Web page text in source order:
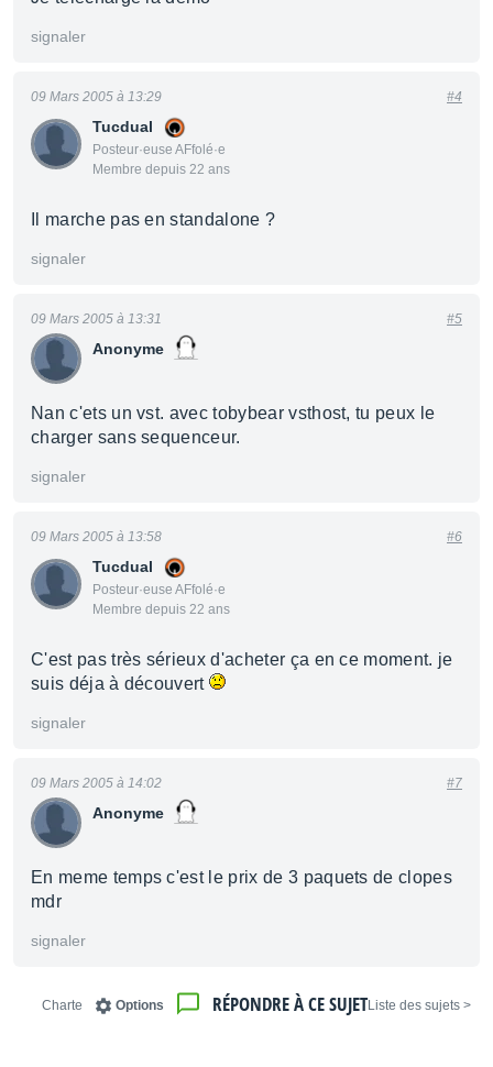
signaler
Tucdual
Posteur·euse AFfolé·e
Membre depuis 22 ans
09 Mars 2005 à 13:29 #4
Il marche pas en standalone ?
signaler
Anonyme
09 Mars 2005 à 13:31 #5
Nan c'ets un vst. avec tobybear vsthost, tu peux le
charger sans sequenceur.
signaler
Tucdual
Posteur·euse AFfolé·e
Membre depuis 22 ans
09 Mars 2005 à 13:58 #6
C'est pas très sérieux d'acheter ça en ce moment. je
suis déja à découvert
signaler
Anonyme
09 Mars 2005 à 14:02 #7
En meme temps c'est le prix de 3 paquets de clopes
mdr
signaler
< Liste des sujets
RÉPONDRE À CE SUJET
Options
Charte